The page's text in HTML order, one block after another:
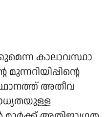
കാലാവസ്ഥാ
അതീവ